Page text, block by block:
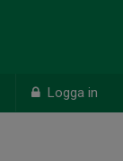
Logga in